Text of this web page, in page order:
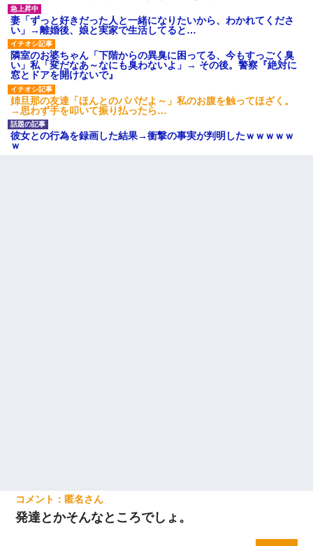
せない
テレワーク上司「会議中はカメラ付けろ！」女社員「え、事前連
絡無しは無理」上司「いいから付けろ！」→
【衝撃】女友達から行為中に告白されてOKした結果
居酒屋にて。兄の紹介者「お酒飲みなって」私「未成年なので無
理です！」酷すぎるワードの連発で、耐えきれず店員に5千円を渡
し「お勘定です。逃がして下さい」その後、録音内容を父に聞か
せたら...
妻「ずっと好きだった人と一緒になりたいから、わかれてくださ
い」→離婚後、娘と実家で生活してると…
隣室のお婆ちゃん「下階からの異臭に困ってる、今もすっごく臭
い」私「変だなあ～なにも臭わないよ」→ その後。警察『絶対に
窓とドアを開けないで』
姉旦那の友達「ほんとのパパだよ～」私のお腹を触ってほざく。
→思わず手を叩いて振り払ったら…
彼女との行為を録画した結果→衝撃の事実が判明したｗｗｗｗｗ
ｗ
匿名
発達とかそんなところでしょ。